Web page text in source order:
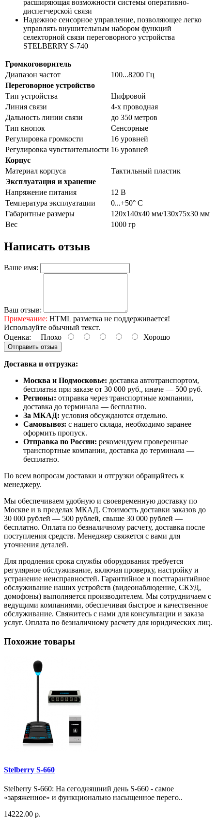
расширяющая возможности системы оперативно-
диспетчерской связи
Надежное сенсорное управление, позволяющее легко
управлять внушительным набором функций
селекторной связи переговорного устройства
STELBERRY S-740
Громкоговоритель
Диапазон частот
100...8200 Гц
Переговорное устройство
Тип устройства
Цифровой
Линия связи
4-х проводная
Дальность линии связи
до 350 метров
Тип кнопок
Сенсорные
Регулировка громкости
16 уровней
Регулировка чувствительности 16 уровней
Корпус
Материал корпуса
Тактильный пластик
Эксплуатация и хранение
Напряжение питания
12 В
Температура эксплуатации
0...+50° С
Габаритные размеры
120х140х40 мм/130х75х30 мм
Вес
1000 гр
Написать отзыв
Ваше имя:
Ваш отзыв:
Примечание: HTML разметка не поддерживается!
Используйте обычный текст.
Оценка: Плохо Хорошо
Отправить отзыв
Доставка и отгрузка:
Москва и Подмосковье: доставка автотранспортом,
бесплатна при заказе от 30 000 руб., иначе — 500 руб.
Регионы: отправка через транспортные компании,
доставка до терминала — бесплатно.
За МКАД: условия обсуждаются отдельно.
Самовывоз: с нашего склада, необходимо заранее
оформить пропуск.
Отправка по России: рекомендуем проверенные
транспортные компании, доставка до терминала —
бесплатно.
По всем вопросам доставки и отгрузки обращайтесь к
менеджеру.
Мы обеспечиваем удобную и своевременную доставку по
Москве и в пределах МКАД. Стоимость доставки заказов до
30 000 рублей — 500 рублей, свыше 30 000 рублей —
бесплатно. Оплата по безналичному расчету, доставка после
поступления средств. Менеджер свяжется с вами для
уточнения деталей.
Для продления срока службы оборудования требуется
регулярное обслуживание, включая проверку, настройку и
устранение неисправностей. Гарантийное и постгарантийное
обслуживание наших устройств (видеонаблюдение, СКУД,
домофоны) выполняется производителем. Мы сотрудничаем с
ведущими компаниями, обеспечивая быстрое и качественное
обслуживание. Свяжитесь с нами для консультации и заказа
услуг. Оплата по безналичному расчету для юридических лиц.
Похожие товары
Stelberry S-660
Stelberry S-660: На сегодняшний день S-660 - самое
«заряженное» и функционально насыщенное перего..
14222.00 р.